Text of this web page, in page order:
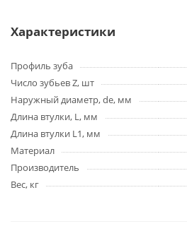
Характеристики
Профиль зуба
Число зубьев Z, шт
Наружный диаметр, de, мм
Длина втулки, L, мм
Длина втулки L1, мм
Материал
Производитель
Вес, кг